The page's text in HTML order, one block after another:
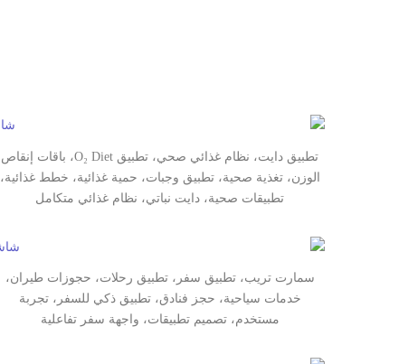
تطبيق دايت، نظام غذائي صحي، تطبيق O₂ Diet، باقات إنقاص
الوزن، تغذية صحية، تطبيق وجبات، حمية غذائية، خطط غذائية،
تطبيقات صحية، دايت نباتي، نظام غذائي متكامل
سمارت تريب، تطبيق سفر، تطبيق رحلات، حجوزات طيران،
خدمات سياحية، حجز فنادق، تطبيق ذكي للسفر، تجربة
مستخدم، تصميم تطبيقات، واجهة سفر تفاعلية